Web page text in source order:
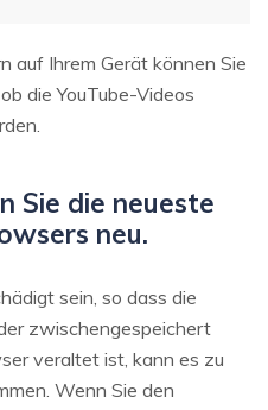
auf Ihrem Gerät können Sie
die YouTube-Videos
Sie die neueste
neu.
sein, so dass die
zwischengespeichert
veraltet ist, kann es zu
Wenn Sie den